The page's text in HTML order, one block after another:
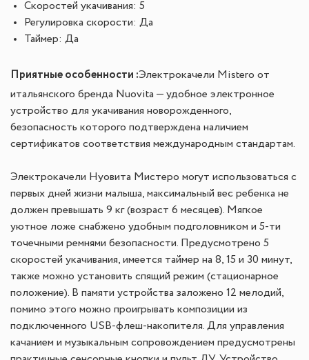
Скоростей укачивания: 5
Регулировка скорости: Да
Таймер: Да
Приятные особенности :Электрокачели Mistero от
итальянского бренда Nuovita — удобное электронное
устройство для укачивания новорожденного,
безопасность которого подтверждена наличием
сертификатов соответствия международным стандартам.
Электрокачели Нуовита Мистеро могут использоваться с
первых дней жизни малыша, максимальный вес ребенка не
должен превышать 9 кг (возраст 6 месяцев). Мягкое
уютное ложе снабжено удобным подголовником и 5-ти
точечными ремнями безопасности. Предусмотрено 5
скоростей укачивания, имеется таймер на 8, 15 и 30 минут,
также можно установить спящий режим (стационарное
положение). В памяти устройства заложено 12 мелодий,
помимо этого можно проигрывать композиции из
подключенного USB-флеш-накопителя. Для управления
качанием и музыкальным сопровождением предусмотрены